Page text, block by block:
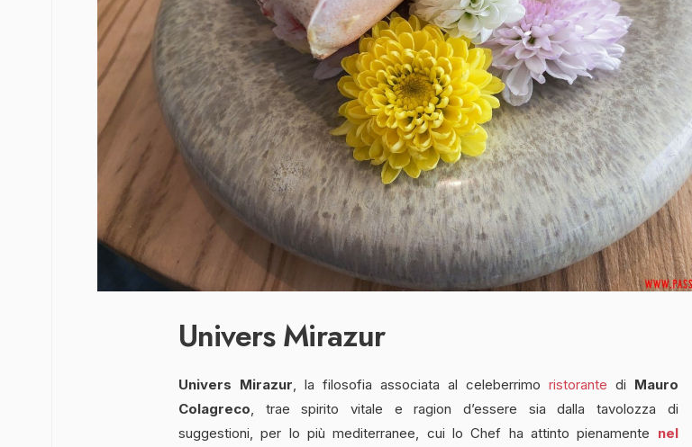
Univers Mirazur
Univers Mirazur , la filosofia associata al celeberrimo ristorante di Mauro
Colagreco , trae spirito vitale e ragion d’essere sia dalla tavolozza di
suggestioni, per lo più mediterranee, cui lo Chef ha attinto pienamente nel